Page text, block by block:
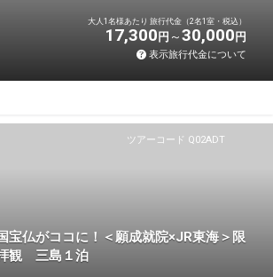
大人1名様あたり 旅行代金（2名1室・税込）
17,300 円 30,000 円
表示旅行代金について
ツアーコード Q02ADT
仏がココに！＜願成就院×JR東海＞限
観 三島１泊